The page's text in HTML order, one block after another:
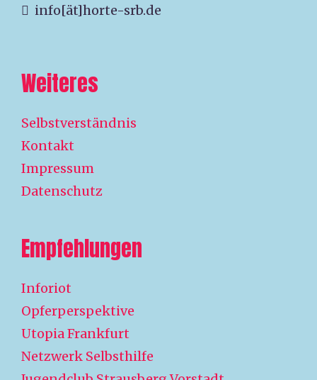
info[ät]horte-srb.de
Weiteres
Selbstverständnis
Kontakt
Impressum
Datenschutz
Empfehlungen
Inforiot
Opferperspektive
Utopia Frankfurt
Netzwerk Selbsthilfe